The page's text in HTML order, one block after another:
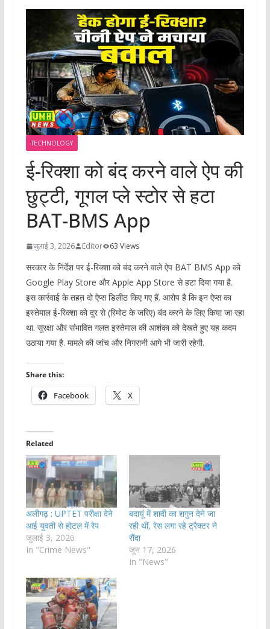
TECHNOLOGY
ई-रिक्शा को बंद करने वाले ऐप की
छुट्टी, गूगल प्ले स्टोर से हटा
BAT-BMS App
जुलाई 3, 2026 Editor 63 Views
सरकार के निर्देश पर ई-रिक्शा को बंद करने वाले ऐप BAT BMS App को
Google Play Store और Apple App Store से हटा दिया गया है.
इस कार्रवाई के तहत दो ऐप्स डिलीट किए गए हैं. आरोप है कि इन ऐप्स का
इस्तेमाल ई-रिक्शा को दूर से (रिमोट के जरिए) बंद करने के लिए किया जा रहा
था. सुरक्षा और संभावित गलत इस्तेमाल की आशंका को देखते हुए यह कदम
उठाया गया है. मामले की जांच और निगरानी आगे भी जारी रहेगी.
Share this:
Facebook X
Related
अलीगढ़ : UPTET परीक्षा देने
आई युवती से होटल में रेप
जुलाई 3, 2026
In "Crime News"
बदायूं में शादी का शगुन देने जा
रही थीं, रेस लगा रहे ट्रैक्टर ने
रौंदा
जून 17, 2026
In "News"